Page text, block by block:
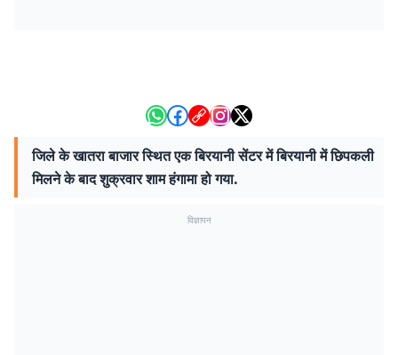
जिले के खातरा बाजार स्थित एक बिरयानी सेंटर में बिरयानी में छिपकली
मिलने के बाद शुक्रवार शाम हंगामा हो गया.
विज्ञापन